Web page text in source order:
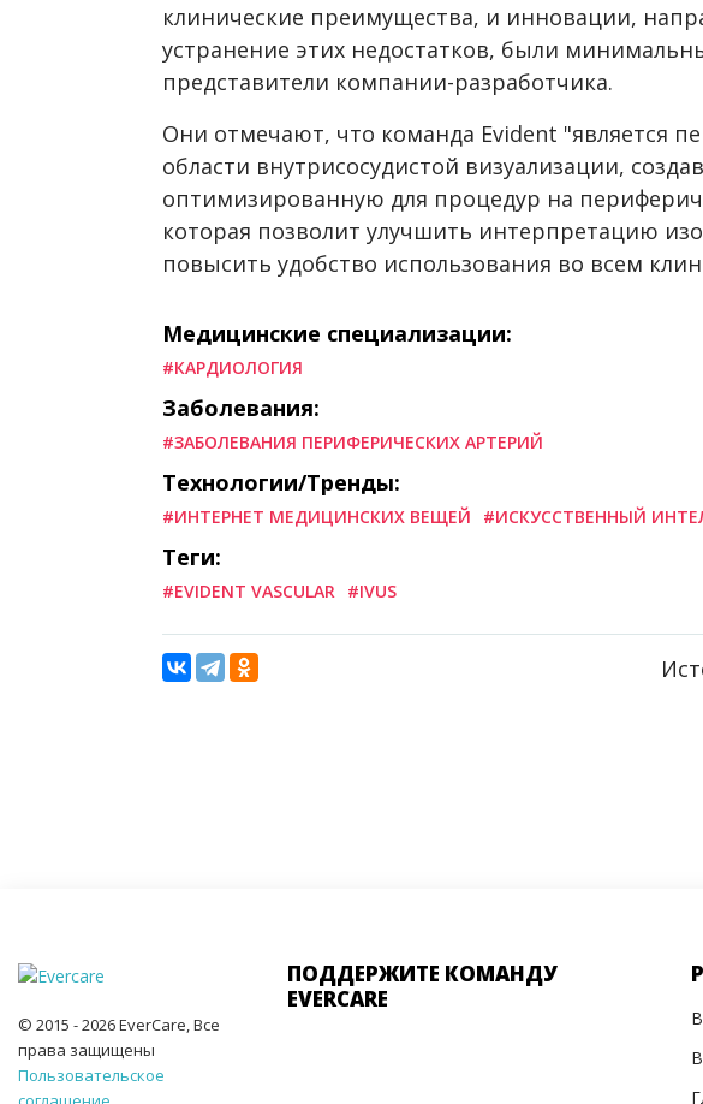
клинические преимущества, и инновации,
устранение этих недостатков, были
представители компании-разработчика.
Они отмечают, что команда Evident "является
области внутрисосудистой визуализации,
оптимизированную для процедур на
которая позволит улучшить интерпретацию
повысить удобство использования во всем
Медицинские специализации:
#КАРДИОЛОГИЯ
Заболевания:
#ЗАБОЛЕВАНИЯ ПЕРИФЕРИЧЕСКИХ АРТЕРИЙ
Технологии/Тренды:
#ИНТЕРНЕТ МЕДИЦИНСКИХ ВЕЩЕЙ #ИСКУССТВЕННЫЙ
Теги:
#EVIDENT VASCULAR #IVUS
© 2015 - 2026 EverCare, Все
права защищены
Пользовательское
ПОДДЕРЖИТЕ КОМАНДУ
EVERCARE